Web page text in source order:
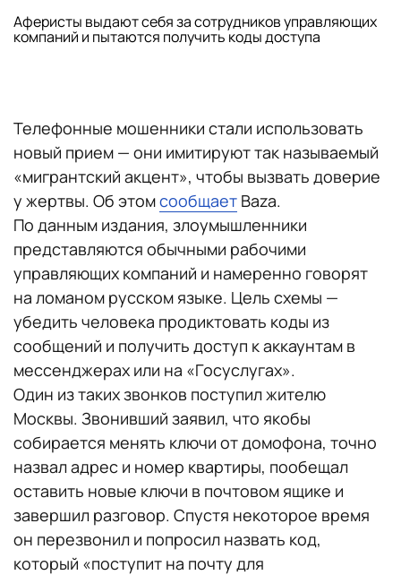
Аферисты выдают себя за сотрудников управляющих
компаний и пытаются получить коды доступа
Телефонные мошенники стали использовать
новый прием — они имитируют так называемый
«мигрантский акцент», чтобы вызвать доверие
у жертвы. Об этомсообщает Baza.
По данным издания, злоумышленники
представляются обычными рабочими
управляющих компаний и намеренно говорят
на ломаном русском языке. Цель схемы —
убедить человека продиктовать коды из
сообщений и получить доступ к аккаунтам в
мессенджерах или на «Госуслугах».
Один из таких звонков поступил жителю
Москвы. Звонивший заявил, что якобы
собирается менять ключи от домофона, точно
назвал адрес и номер квартиры, пообещал
оставить новые ключи в почтовом ящике и
завершил разговор. Спустя некоторое время
он перезвонил и попросил назвать код,
который «поступит на почту для